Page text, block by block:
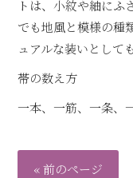
トは、小紋や紬にふ
でも地風と模様の種
ュアルな装いとして
帯の数え方
一本、一筋、一条、
« 前のページ